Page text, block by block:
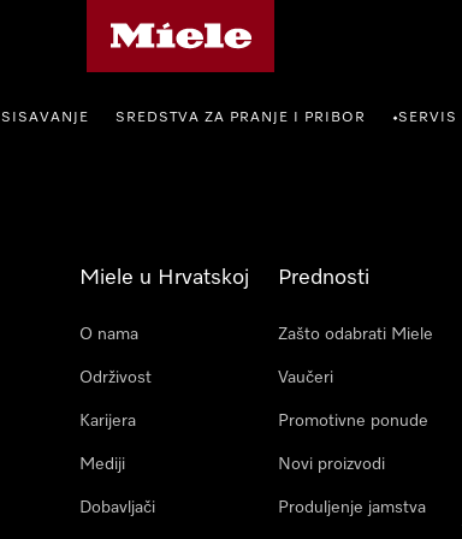
SREDSTVA ZA PRANJE I PRIBOR •SERVIS
Miele u Hrvatskoj
O nama
Održivost
Karijera
Mediji
Dobavljači
Prednosti
Zašto odabrati Miele
Vaučeri
Promotivne ponude
Novi proizvodi
Produljenje jamstva